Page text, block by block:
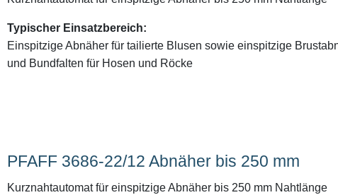
Typischer Einsatzbereich:
Einspitzige Abnäher für tailierte Blusen sowie einspitzige
und Bundfalten für Hosen und Röcke
PFAFF 3686-22/12 Abnäher bis 250 mm
Kurznahtautomat für einspitzige Abnäher bis 250 mm Nahtlänge